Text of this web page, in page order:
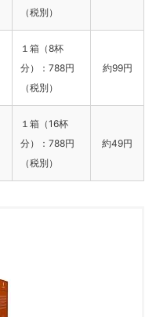
（税別）
１箱（8杯
分）：788円
（税別）
約99円
１箱（16杯
分）：788円
（税別）
約49円